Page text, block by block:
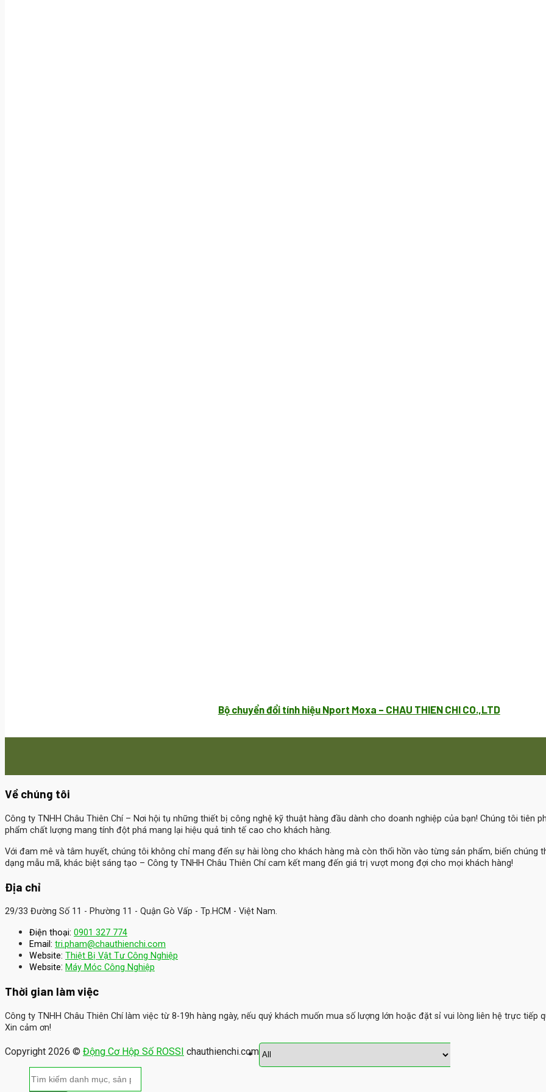
Bộ chuyển đổi tính hiệu Nport Moxa – CHAU THIEN CHI CO.,LTD
Về chúng tôi
Công ty TNHH Châu Thiên Chí– Nơi hội tụ những thiết bị công nghệ kỹ thuật hàng đầu dành cho doanh nghiệp của bạn! Chúng tôi tiên
phẩm chất lượng mang tính đột phá mang lại hiệu quả tinh tế cao cho khách hàng.
Với đam mê và tâm huyết, chúng tôi không chỉ mang đến sự hài lòng cho khách hàng mà còn thổi hồn vào từng sản phẩm, biến chúng
dạng mẫu mã, khác biệt sáng tạo – Công ty TNHH Châu Thiên Chí cam kết mang đến giá trị vượt mong đợi cho mọi khách hàng!
Địa chỉ
29/33 Đường Số 11 - Phường 11 - Quận Gò Vấp - Tp.HCM - Việt Nam.
Điện thoại: 0901 327 774
Email: tri.pham@chauthienchi.com
Website: Thiệt Bị Vật Tư Công Nghiệp
Website: Máy Móc Công Nghiệp
Thời gian làm việc
Công ty TNHH Châu Thiên Chí làm việc từ 8-19h hàng ngày, nếu quý khách muốn mua số lượng lớn hoặc đặt sỉ vui lòng liên hệ trực tiếp
Xin cảm ơn!
Copyright 2026 © Động Cơ Hộp Số ROSSI chauthienchi.com